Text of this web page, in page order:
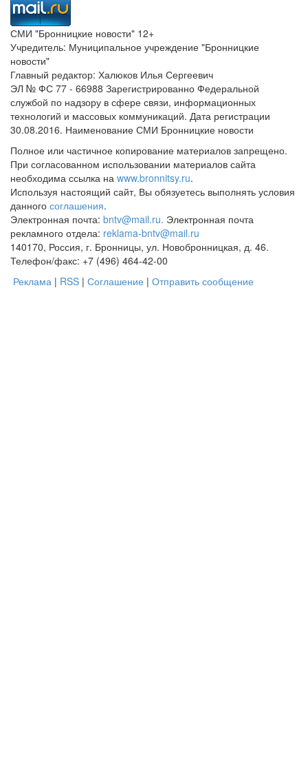
СМИ "Бронницкие новости" 12+
Учредитель: Муниципальное учреждение "Бронницкие
новости"
Главный редактор: Халюков Илья Сергеевич
ЭЛ № ФС 77 - 66988 Зарегистрированно Федеральной
службой по надзору в сфере связи, информационных
технологий и массовых коммуникаций. Дата регистрации
30.08.2016. Наименование СМИ Бронницкие новости
Полное или частичное копирование материалов запрещено.
При согласованном использовании материалов сайта
необходима ссылка на www.bronnitsy.ru.
Используя настоящий сайт, Вы обязуетесь выполнять условия
данного соглашения.
Электронная почта: bntv@mail.ru. Электронная почта
рекламного отдела: reklama-bntv@mail.ru
140170, Россия, г. Бронницы, ул. Новобронницкая, д. 46.
Телефон/факс: +7 (496) 464-42-00
Реклама | RSS | Соглашение | Отправить сообщение